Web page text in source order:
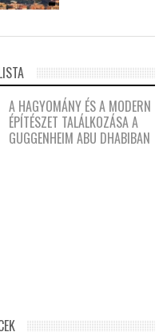
A HAGYOMÁNY ÉS A MODERN
ÉPÍTÉSZET TALÁLKOZÁSA A
GUGGENHEIM ABU DHABIBAN